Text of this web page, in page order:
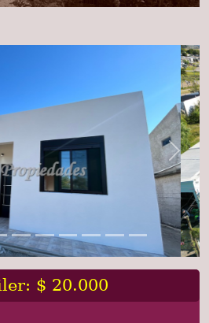
Next
$ 20.000